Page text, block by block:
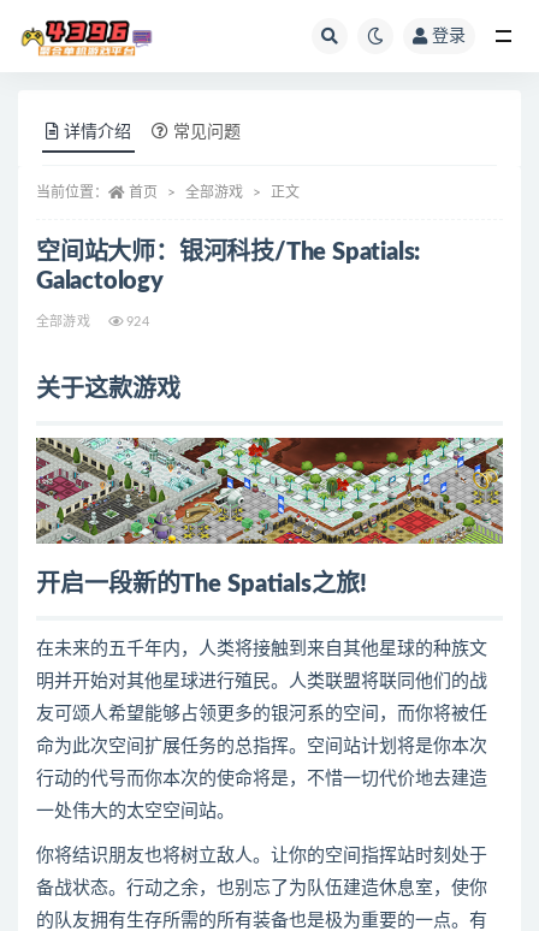
登录
详情介绍 常见问题
当前位置： 首页 全部游戏 正文
空间站大师：银河科技/The Spatials:
Galactology
全部游戏 924
关于这款游戏
开启一段新的The Spatials之旅!
在未来的五千年内，人类将接触到来自其他星球的种族文
明并开始对其他星球进行殖民。人类联盟将联同他们的战
友可颂人希望能够占领更多的银河系的空间，而你将被任
命为此次空间扩展任务的总指挥。空间站计划将是你本次
行动的代号而你本次的使命将是，不惜一切代价地去建造
一处伟大的太空空间站。
你将结识朋友也将树立敌人。让你的空间指挥站时刻处于
备战状态。行动之余，也别忘了为队伍建造休息室，使你
的队友拥有生存所需的所有装备也是极为重要的一点。有